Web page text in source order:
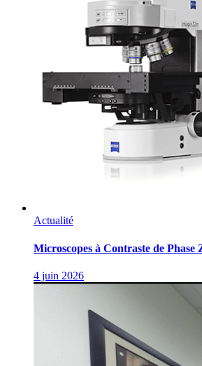
Actualité
Microscopes à Contraste de Phase
4 juin 2026